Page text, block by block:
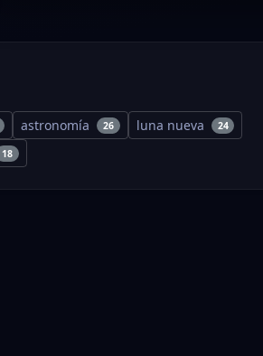
astronomía 26 luna nueva 24
18